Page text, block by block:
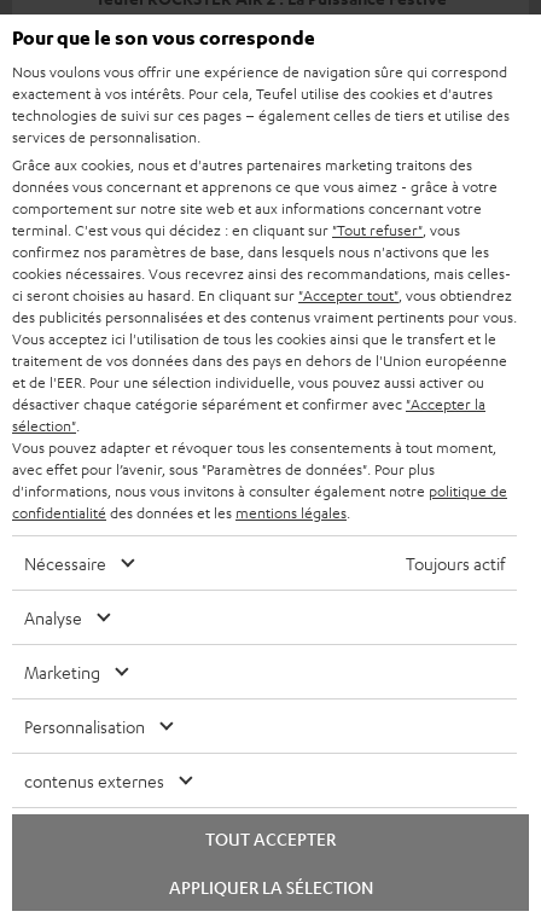
Impressionnante.
https://www.planet-sansfil.com
Plus…
Accessoires
Les accessoires nécessaires sont compris
dans le contenu de livraison
Accessoires compatibles
deuter x Teufel ROCKSTER
AIR 2/NEO Backpack
Système de portage haut de
gamme pour ROCKSTER AIR 2
l’expert en sacs à dos deuter
ROCKSTER AIR 2
universelle pour la ROCKSTER
pendant le fonctionnement
59,99€
chat
Pour que le son vous corresponde
Nous voulons vous offrir une expérience de navigation sûre qui correspond
exactement à vos intérêts. Pour cela, Teufel utilise des cookies et d'autres
technologies de suivi sur ces pages – également celles de tiers et utilise des
services de personnalisation.
Grâce aux cookies, nous et d'autres partenaires marketing traitons des
données vous concernant et apprenons ce que vous aimez - grâce à votre
comportement sur notre site web et aux informations concernant votre
terminal. C'est vous qui décidez : en cliquant sur "Tout refuser" , vous
confirmez nos paramètres de base, dans lesquels nous n'activons que les
cookies nécessaires. Vous recevrez ainsi des recommandations, mais celles-
ci seront choisies au hasard. En cliquant sur "Accepter tout" , vous obtiendrez
des publicités personnalisées et des contenus vraiment pertinents pour vous.
Vous acceptez ici l'utilisation de tous les cookies ainsi que le transfert et le
traitement de vos données dans des pays en dehors de l'Union européenne
et de l'EER. Pour une sélection individuelle, vous pouvez aussi activer ou
désactiver chaque catégorie séparément et confirmer avec "Accepter la
sélection"
Vous pouvez adapter et révoquer tous les consentements à tout moment,
avec effet pour l’avenir, sous "Paramètres de données". Pour plus
d'informations, nous vous invitons à consulter également notre politique de
confidentialité des données et les mentions légales
Nécessaire Toujours actif
Analyse
Marketing
Personnalisation
contenus externes
TOUT ACCEPTER
APPLIQUER LA SÉLECTION